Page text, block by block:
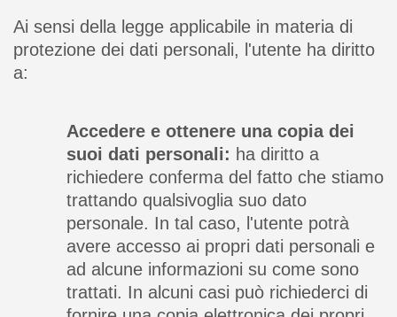
Ai sensi della legge applicabile in materia di
protezione dei dati personali, l'utente ha diritto
a:
Accedere e ottenere una copia dei
suoi dati personali: ha diritto a
richiedere conferma del fatto che stiamo
trattando qualsivoglia suo dato
personale. In tal caso, l'utente potrà
avere accesso ai propri dati personali e
ad alcune informazioni su come sono
trattati. In alcuni casi può richiederci di